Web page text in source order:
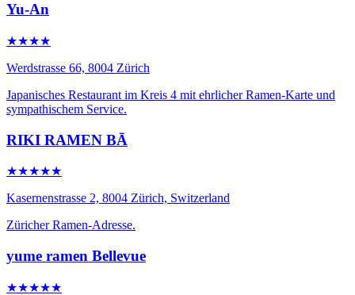
Yu-An
★★★★
Werdstrasse 66, 8004 Zürich
Japanisches Restaurant im Kreis 4 mit ehrlicher Ramen-Karte und
sympathischem Service.
RIKI RAMEN BĀ
★★★★★
Kasernenstrasse 2, 8004 Zürich, Switzerland
Züricher Ramen-Adresse.
yume ramen Bellevue
★★★★★